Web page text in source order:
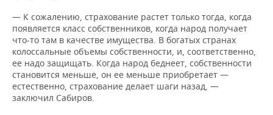
— К сожалению, страхование растет только тогда, когда
появляется класс собственников, когда народ получает
что-то там в качестве имущества. В богатых странах
колоссальные объемы собственности, и, соответственно,
ее надо защищать. Когда народ беднеет, собственности
становится меньше, он ее меньше приобретает —
естественно, страхование делает шаги назад, —
заключил Сабиров.